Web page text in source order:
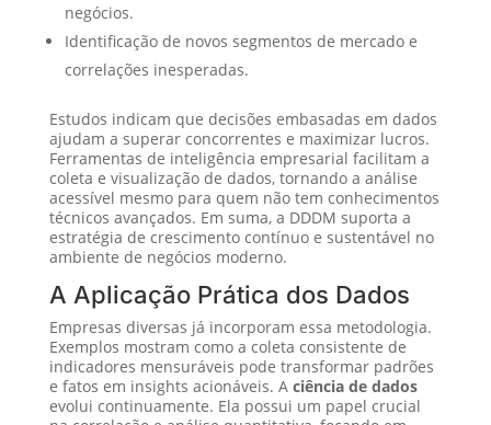
negócios.
Identificação de novos segmentos de mercado e
correlações inesperadas.
Estudos indicam que decisões embasadas em dados
ajudam a superar concorrentes e maximizar lucros.
Ferramentas de inteligência empresarial facilitam a
coleta e visualização de dados, tornando a análise
acessível mesmo para quem não tem conhecimentos
técnicos avançados. Em suma, a DDDM suporta a
estratégia de crescimento contínuo e sustentável no
ambiente de negócios moderno.
A Aplicação Prática dos Dados
Empresas diversas já incorporam essa metodologia.
Exemplos mostram como a coleta consistente de
indicadores mensuráveis pode transformar padrões
e fatos em insights acionáveis. A ciência de dados
evolui continuamente. Ela possui um papel crucial